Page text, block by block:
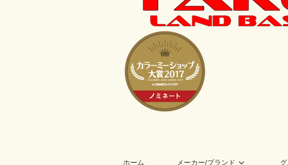
ホーム メーカー/ブランド